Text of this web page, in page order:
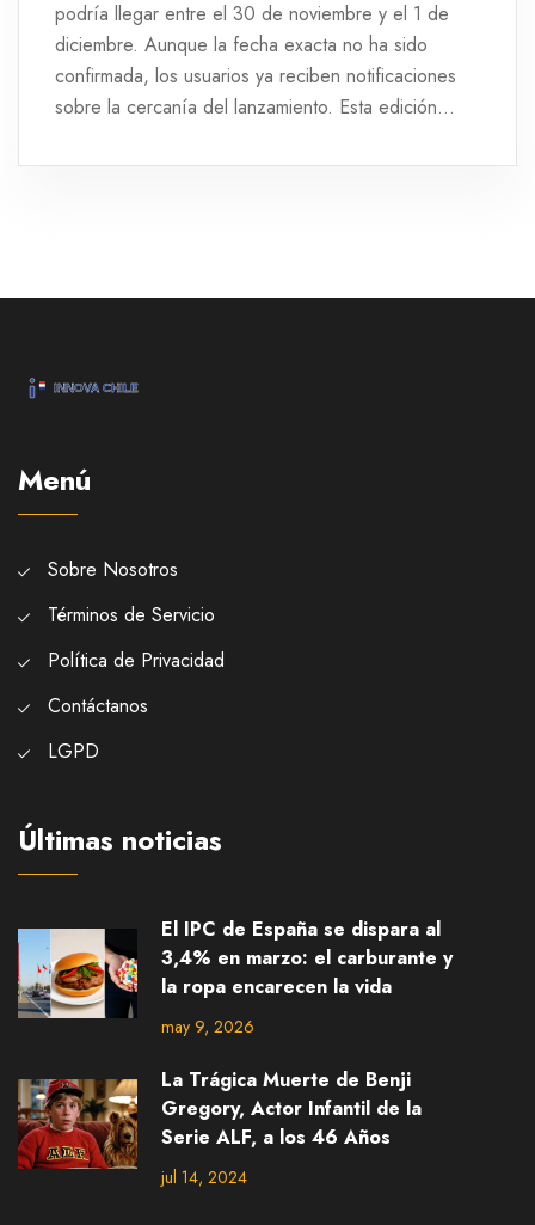
podría llegar entre el 30 de noviembre y el 1 de
diciembre. Aunque la fecha exacta no ha sido
confirmada, los usuarios ya reciben notificaciones
sobre la cercanía del lanzamiento. Esta edición
como resúmenes de artistas y canciones más
Menú
Sobre Nosotros
Términos de Servicio
Política de Privacidad
Contáctanos
LGPD
Últimas noticias
El IPC de España se dispara al
3,4% en marzo: el carburante y
la ropa encarecen la vida
may 9, 2026
La Trágica Muerte de Benji
Gregory, Actor Infantil de la
Serie ALF, a los 46 Años
jul 14, 2024